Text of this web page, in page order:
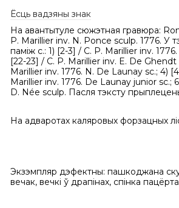
Ёсць вадзяны знак
На авантытуле сюжэтная гравюра:
P. Marillier inv. N. Ponce sculp. 1776. У
паміж с.: 1) [2-3] / C. P. Marillier inv.
[22-23] / C. P. Marillier inv. E. De Ghendt
Marillier inv. 1776. N. De Launay sc.; 4)
Marillier inv. 1776. De Launay junior sc.;
D. Née sculp. Пасля тэксту
На адваротах каляровых форзацных
Экзэмпляр дэфектны: пашкоджана
вечак, вечкі ў драпінах, спінка